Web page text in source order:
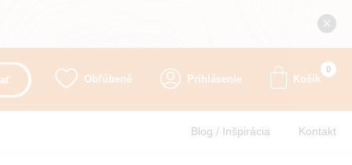
Obľúbené Prihlásenie Košík
0
Blog / Inšpirácia Kontakt